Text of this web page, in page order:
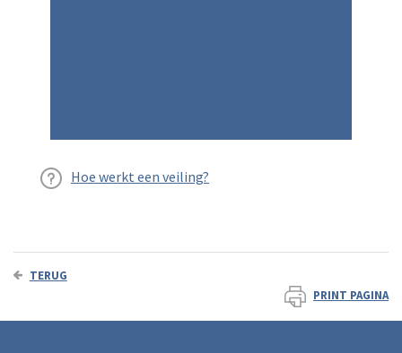
Hoe werkt een veiling?
TERUG
PRINT PAGINA